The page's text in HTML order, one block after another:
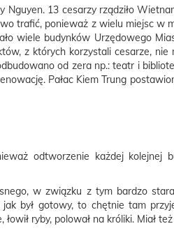
13 cesarzy rządziło
trafić, ponieważ z wielu miejsc
wiele budynków Urzędowego
z których korzystali cesarze,
od zera np.: teatr i
Pałac Kiem Trung
odtworzenie każdej
w związku z tym bardzo
był gotowy, to chętnie tam
ryby, polował na króliki. Miał